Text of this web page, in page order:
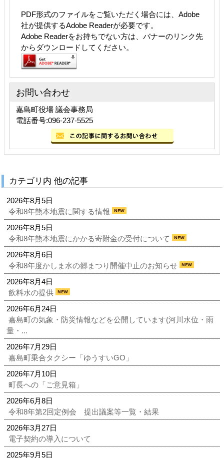
PDF形式のファイルをご覧いただく場合には、Adobe
社が提供するAdobe Readerが必要です。
Adobe Readerをお持ちでない方は、バナーのリンク先
からダウンロードしてください。
お問い合わせ
嘉島町役場 議会事務局
電話番号:096-237-5525
カテゴリ内 他の記事
2026年8月5日
令和8年熊本地震に関する情報
2026年8月5日
令和8年熊本地震にかかる寄附金の受付について
2026年8月6日
令和8年度かしま水の郷まつり開催中止のお知らせ
2026年8月4日
飲料水の提供
2026年6月24日
嘉島町の気象・防災情報などを公開しています(河川水位・雨
量・...
2026年7月29日
嘉島町乗合タクシー「ゆうすいGO」
2026年7月10日
町長への「ご意見箱」
2026年6月8日
令和8年第2回定例会 提出議案等一覧・結果
2026年3月27日
電子契約の導入について
2025年9月5日